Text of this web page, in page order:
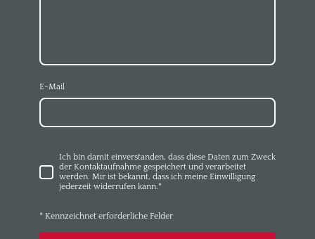
E-Mail
Ich bin damit einverstanden, dass diese Daten zum Zweck
der Kontaktaufnahme gespeichert und verarbeitet
werden. Mir ist bekannt, dass ich meine Einwilligung
jederzeit widerrufen kann.*
* Kennzeichnet erforderliche Felder